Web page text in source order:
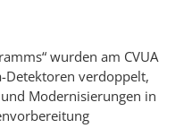
wurden am CVUA
Detektoren verdoppelt,
Modernisierungen in